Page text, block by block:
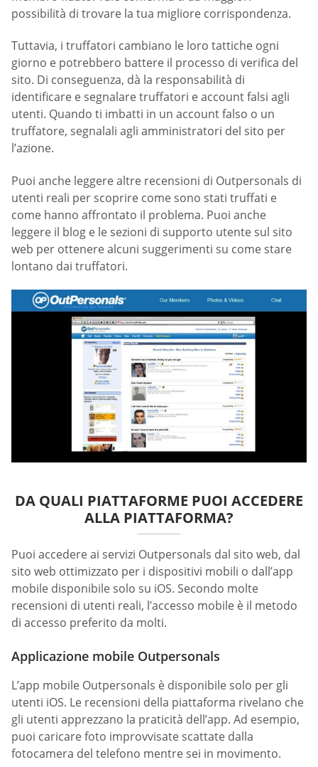
possibilità di trovare la tua migliore corrispondenza.
Tuttavia, i truffatori cambiano le loro tattiche ogni
giorno e potrebbero battere il processo di verifica del
sito. Di conseguenza, dà la responsabilità di
identificare e segnalare truffatori e account falsi agli
utenti. Quando ti imbatti in un account falso o un
truffatore, segnalali agli amministratori del sito per
l’azione.
Puoi anche leggere altre recensioni di Outpersonals di
utenti reali per scoprire come sono stati truffati e
come hanno affrontato il problema. Puoi anche
leggere il blog e le sezioni di supporto utente sul sito
web per ottenere alcuni suggerimenti su come stare
lontano dai truffatori.
DA QUALI PIATTAFORME PUOI ACCEDERE
ALLA PIATTAFORMA?
Puoi accedere ai servizi Outpersonals dal sito web, dal
sito web ottimizzato per i dispositivi mobili o dall’app
mobile disponibile solo su iOS. Secondo molte
recensioni di utenti reali, l’accesso mobile è il metodo
di accesso preferito da molti.
Applicazione mobile Outpersonals
L’app mobile Outpersonals è disponibile solo per gli
utenti iOS. Le recensioni della piattaforma rivelano che
gli utenti apprezzano la praticità dell’app. Ad esempio,
puoi caricare foto improvvisate scattate dalla
fotocamera del telefono mentre sei in movimento.